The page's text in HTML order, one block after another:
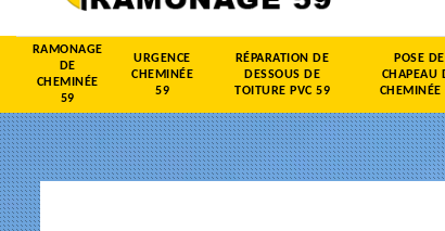
RAMONAGE
DE
CHEMINÉE
59
URGENCE
CHEMINÉE
59
RÉPARATION DE
DESSOUS DE
TOITURE PVC 59
POSE DE
CHAPEAU
CHEMINÉE